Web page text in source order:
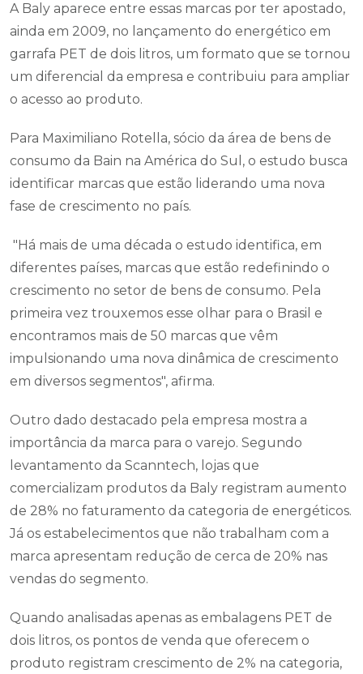
A Baly aparece entre essas marcas por ter apostado,
ainda em 2009, no lançamento do energético em
garrafa PET de dois litros, um formato que se tornou
um diferencial da empresa e contribuiu para ampliar
o acesso ao produto.
Para Maximiliano Rotella, sócio da área de bens de
consumo da Bain na América do Sul, o estudo busca
identificar marcas que estão liderando uma nova
fase de crescimento no país.
"Há mais de uma década o estudo identifica, em
diferentes países, marcas que estão redefinindo o
crescimento no setor de bens de consumo. Pela
primeira vez trouxemos esse olhar para o Brasil e
encontramos mais de 50 marcas que vêm
impulsionando uma nova dinâmica de crescimento
em diversos segmentos", afirma.
Outro dado destacado pela empresa mostra a
importância da marca para o varejo. Segundo
levantamento da Scanntech, lojas que
comercializam produtos da Baly registram aumento
de 28% no faturamento da categoria de energéticos.
Já os estabelecimentos que não trabalham com a
marca apresentam redução de cerca de 20% nas
vendas do segmento.
Quando analisadas apenas as embalagens PET de
dois litros, os pontos de venda que oferecem o
produto registram crescimento de 2% na categoria,